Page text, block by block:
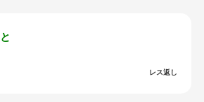
レス返し